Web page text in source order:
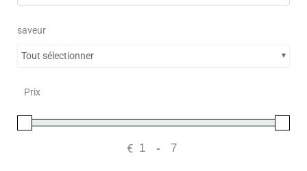
saveur
Tout sélectionner
Prix
€ Minimum Price
-Maximum Price